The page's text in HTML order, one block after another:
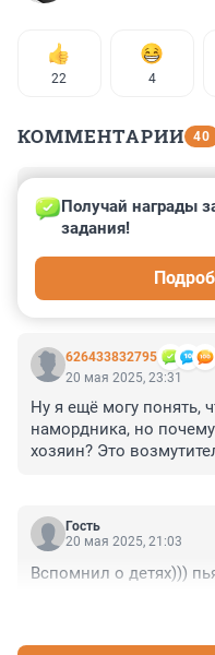
22 4
КОММЕНТАРИИ 40
21 мая 2025, 02:44
И тем ни менее,
агрессивные -
доброте душевной.
626433832795
Получай награды
задания!
20 мая 2025, 23:31
Ну я ещё могу понять,
намордника, но
хозяин? Это
Гость
20 мая 2025, 21:03
Вспомнил о детях)))